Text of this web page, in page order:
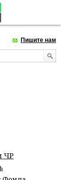
Пишите нам
ЧР